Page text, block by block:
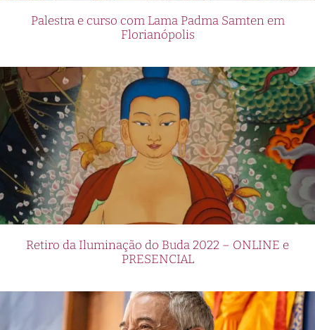
Palestra e curso com Lama Padma Samten em
Florianópolis
Retiro da Iluminação do Buda 2022 – ONLINE e
PRESENCIAL